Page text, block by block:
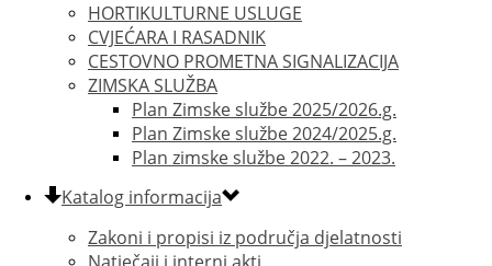
HORTIKULTURNE USLUGE
CVJEĆARA I RASADNIK
CESTOVNO PROMETNA SIGNALIZACIJA
ZIMSKA SLUŽBA
Plan Zimske službe 2025/2026.g.
Plan Zimske službe 2024/2025.g.
Plan zimske službe 2022. – 2023.
Katalog informacija
Zakoni i propisi iz područja djelatnosti